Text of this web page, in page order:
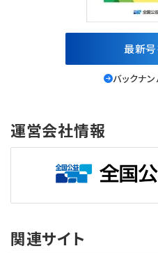
最新
バックナ
運営会社情報
関連サイト